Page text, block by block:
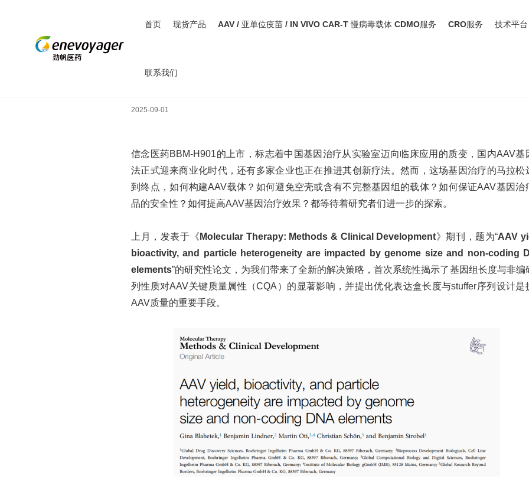
首页 现货产品 AAV / 亚单位疫苗 / IN VIVO CAR-T 慢病毒载体 CDMO服务 CRO服务 技术平台
联系我们
2025-09-01
信念医药BBM-H901的上市，标志着中国基因治疗从实验室迈向临床应用的质变，国内AAV基
法正式迎来商业化时代，还有多家企业也正在推进其创新疗法。然而，这场基因治疗的马拉松
到终点，如何构建AAV载体？如何避免空壳或含有不完整基因组的载体？如何保证AAV基因治
品的安全性？如何提高AAV基因治疗效果？都等待着研究者们进一步的探索。
上月，发表于《 Molecular Therapy: Methods & Clinical Development》期刊，题为“AAV
bioactivity, and particle heterogeneity are impacted by genome size and non-coding
elements”的研究性论文，为我们带来了全新的解决策略，首次系统性揭示了基因组长度与非编
列性质对AAV关键质量属性（CQA）的显著影响，并提出优化表达盒长度与stuffer序列设计是
AAV质量的重要手段。